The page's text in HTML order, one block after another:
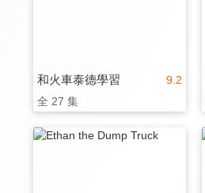
9.2
和火車泰德學習
全 27 集